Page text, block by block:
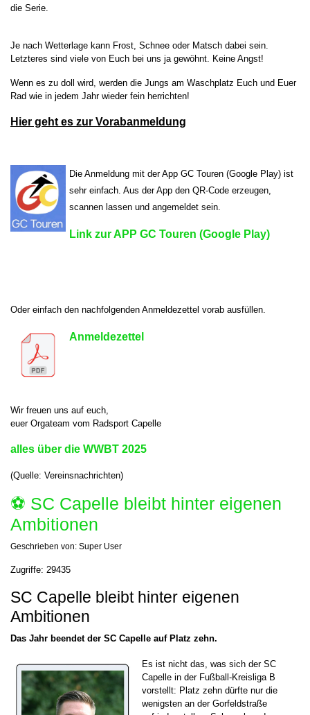
die Serie.
Je nach Wetterlage kann Frost, Schnee oder Matsch dabei sein.
Letzteres sind viele von Euch bei uns ja gewöhnt. Keine Angst!
Wenn es zu doll wird, werden die Jungs am Waschplatz Euch und Euer
Rad wie in jedem Jahr wieder fein herrichten!
Hier geht es zur Vorabanmeldung
Die Anmeldung mit der App GC Touren (Google Play) ist
sehr einfach. Aus der App den QR-Code erzeugen,
scannen lassen und angemeldet sein.
Link zur APP GC Touren (Google Play)
Oder einfach den nachfolgenden Anmeldezettel vorab ausfüllen.
Anmeldezettel
Wir freuen uns auf euch,
euer Orgateam vom Radsport Capelle
alles über die WWBT 2025
(Quelle: Vereinsnachrichten)
⚽️ SC Capelle bleibt hinter eigenen
Ambitionen
Geschrieben von: Super User
Zugriffe: 29435
SC Capelle bleibt hinter eigenen
Ambitionen
Das Jahr beendet der SC Capelle auf Platz zehn.
Es ist nicht das, was sich der SC
Capelle in der Fußball-Kreisliga B
vorstellt: Platz zehn dürfte nur die
wenigsten an der Gorfeldstraße